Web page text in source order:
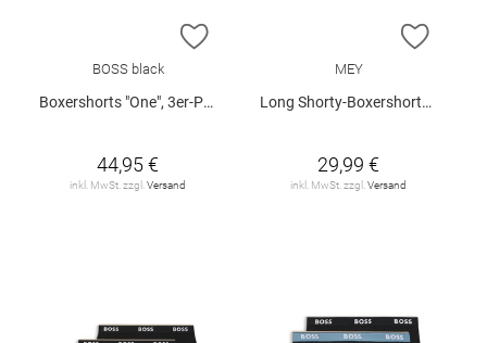
ZUR WUNSCHLISTE HINZUFÜGEN
BOSS black
Boxershorts "One", 3er-Pack
44,95 €
inkl. MwSt. zzgl.Versand
ZUR
MEY
Long Shorty-Boxershorts "Business Class"
29,99 €
inkl. MwSt. zzgl.Versand